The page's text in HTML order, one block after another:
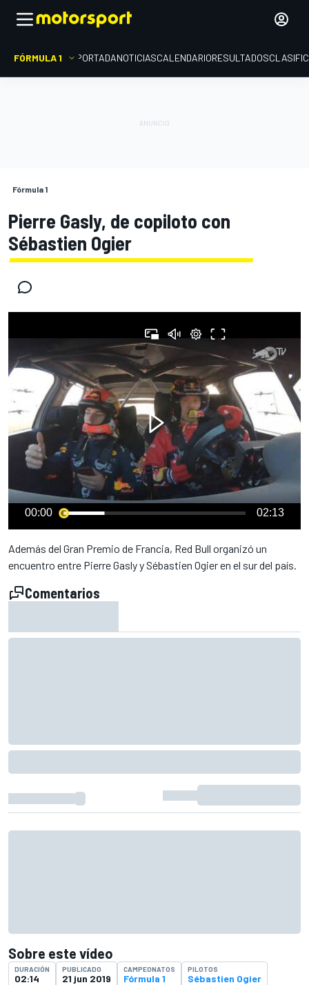
FÓRMULA 1 PORTADANOTICIASCALENDARIORESULTADOS
Fórmula 1
Pierre Gasly, de copiloto con
Sébastien Ogier
00:00 02:13
Además del Gran Premio de Francia, Red Bull organizó un
encuentro entre Pierre Gasly y Sébastien Ogier en el sur del país.
Comentarios
Sobre este vídeo
DURACIÓN
02:14
PUBLICADO
21 jun 2019
CAMPEONATOS
Fórmula 1
PILOTOS
Sébastien Ogier